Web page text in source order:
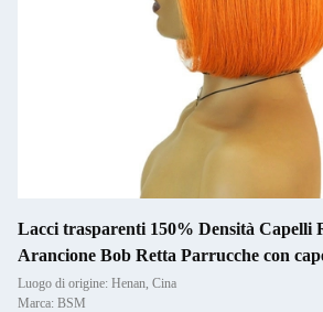
Lacci trasparenti 150% Densità Capelli
Arancione Bob Retta Parrucche con
Luogo di origine: Henan, Cina
Marca: BSM